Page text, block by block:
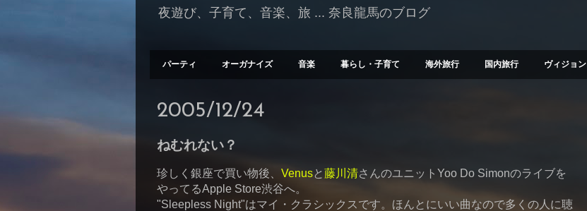
夜遊び、子育て、音楽、旅 ... 奈良龍馬のブログ
パーティ オーガナイズ 音楽 暮らし・子育て 海外旅行 国内旅行 ヴィジョン
2005/12/24
ねむれない？
珍しく銀座で買い物後、 Venusと藤川清さんのユニットYoo Do Simonのライブを
やってるApple Store渋谷へ。
"Sleepless Night"はマイ・クラシックスです。ほんとにいい曲なので多くの人に聴